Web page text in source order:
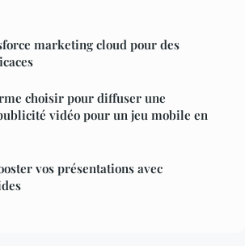
marketing cloud pour des
choisir pour diffuser une
vidéo pour un jeu mobile en
vos présentations avec